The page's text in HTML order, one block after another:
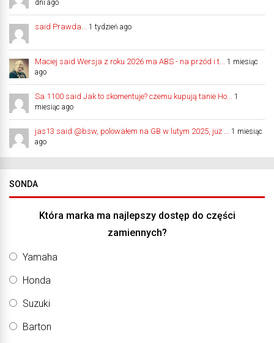
dni ago
said Prawda... 1 tydzień ago
Maciej said Wersja z roku 2026 ma ABS - na przód i t...
1 miesiąc
ago
Sa 1100 said Jak to skomentuje? czemu kupują tanie Ho...
1
miesiąc ago
jas13 said @bsw, polowałem na GB w lutym 2025, już ...
1 miesiąc
ago
SONDA
Która marka ma najlepszy dostęp do części
zamiennych?
Yamaha
Honda
Suzuki
Barton